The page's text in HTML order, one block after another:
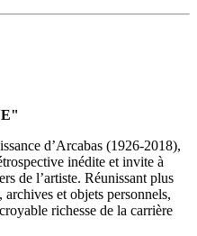
d’Arcabas (1926-2018),
inédite et invite à
de l’artiste. Réunissant plus
et objets personnels,
richesse de la carrière